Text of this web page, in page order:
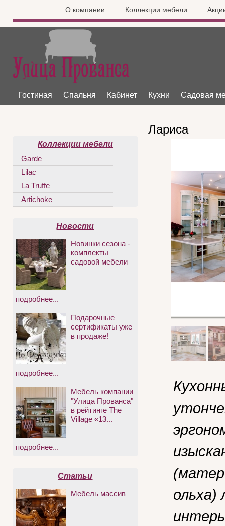
О компании Коллекции мебели
Гостиная Спальня Кабинет Кухни Садовая
Лариса
ольха)
Коллекции мебели
Garde
Lilac
La Truffe
Artichoke
Новости
Новинки сезона -
комплекты
садовой мебели
подробнее...
Подарочные
сертификаты уже
в продаже!
подробнее...
Мебель компании
"Улица Прованса"
в рейтинге The
Village «13...
подробнее...
Статьи
Мебель массив